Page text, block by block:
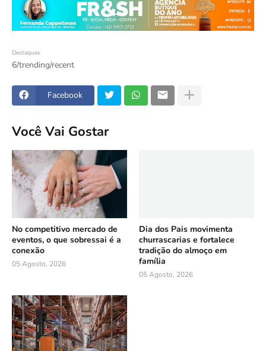
Destaques
6/trending/recent
Facebook
Você Vai Gostar
No competitivo mercado de
eventos, o que sobressai é a
conexão
05 Agosto, 2026
Dia dos Pais movimenta
churrascarias e fortalece
tradição do almoço em
família
05 Agosto, 2026